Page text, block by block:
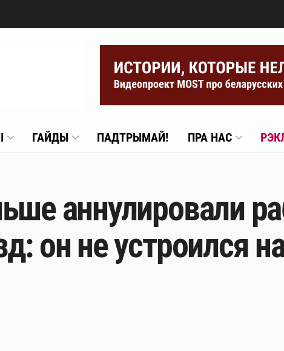
ГАЙДЫ ПАДТРЫМАЙ! ПРА НАС
аннулировали
он не устроился